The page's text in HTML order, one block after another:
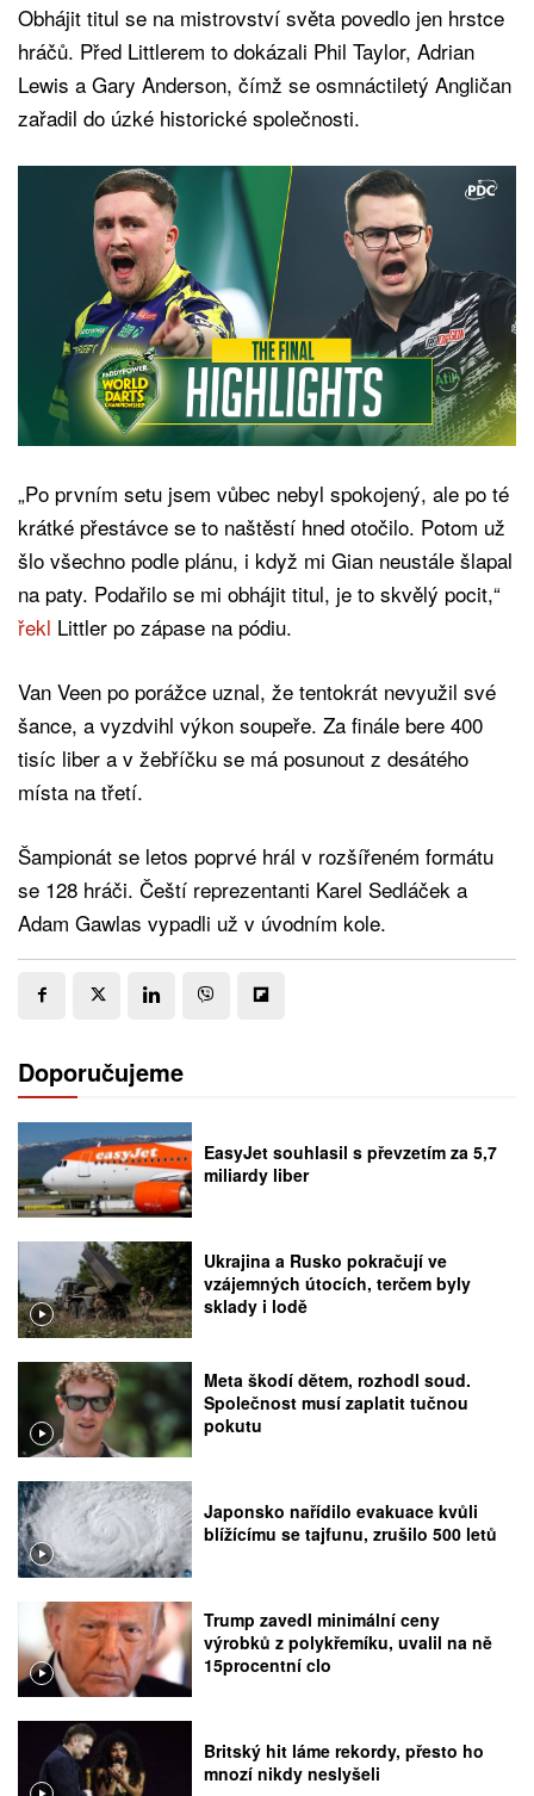
Obhájit titul se na mistrovství světa povedlo jen hrstce
hráčů. Před Littlerem to dokázali Phil Taylor, Adrian
Lewis a Gary Anderson, čímž se osmnáctiletý Angličan
zařadil do úzké historické společnosti.
„Po prvním setu jsem vůbec nebyl spokojený, ale po té
krátké přestávce se to naštěstí hned otočilo. Potom už
šlo všechno podle plánu, i když mi Gian neustále šlapal
na paty. Podařilo se mi obhájit titul, je to skvělý pocit,“
řekl Littler po zápase na pódiu.
Van Veen po porážce uznal, že tentokrát nevyužil své
šance, a vyzdvihl výkon soupeře. Za finále bere 400
tisíc liber a v žebříčku se má posunout z desátého
místa na třetí.
Šampionát se letos poprvé hrál v rozšířeném formátu
se 128 hráči. Čeští reprezentanti Karel Sedláček a
Adam Gawlas vypadli už v úvodním kole.
Doporučujeme
EasyJet souhlasil s převzetím za 5,7
miliardy liber
Ukrajina a Rusko pokračují ve
vzájemných útocích, terčem byly
sklady i lodě
Meta škodí dětem, rozhodl soud.
Společnost musí zaplatit tučnou
pokutu
Japonsko nařídilo evakuace kvůli
blížícímu se tajfunu, zrušilo 500 letů
Trump zavedl minimální ceny
výrobků z polykřemíku, uvalil na ně
15procentní clo
Britský hit láme rekordy, přesto ho
mnozí nikdy neslyšeli